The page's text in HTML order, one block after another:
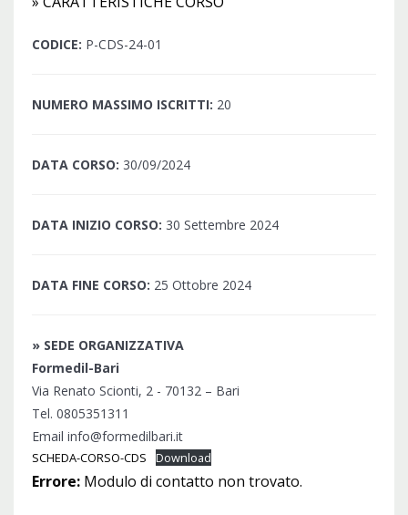
CODICE: P-CDS-24-01
NUMERO MASSIMO ISCRITTI: 20
DATA CORSO: 30/09/2024
DATA INIZIO CORSO: 30 Settembre 2024
DATA FINE CORSO: 25 Ottobre 2024
» SEDE ORGANIZZATIVA
Formedil-Bari
Via Renato Scionti, 2 - 70132 – Bari
Tel. 0805351311
Email info@formedilbari.it
SCHEDA-CORSO-CDS Download
Errore: Modulo di contatto non trovato.